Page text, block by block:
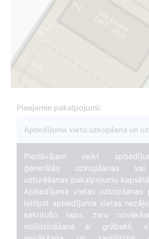
412
1
2
Gita Medne
1
9
6
7
-
2
0
2
5
Pieejamie pakalpojumi:
Apbedījuma vietu uzkopšana un
Piedāvājam veikt
ģenerālās uzkopšanas
uzturēšanas pakalpojumu
Apbedījuma vietas uzkopšanas
ietilpst apbedījuma vietas
sakritušo lapu, zaru
nolīdzināšana ar grābekli,